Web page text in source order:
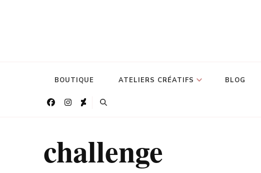
BOUTIQUE ATELIERS CRÉATIFS BLOG
challenge